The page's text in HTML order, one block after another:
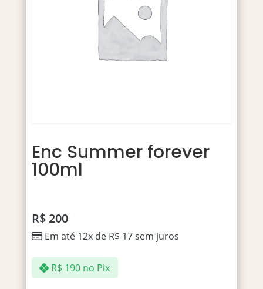
Enc Summer forever
100ml
R$200
Em até 12x de R$ 17sem juros
R$ 190 no Pix